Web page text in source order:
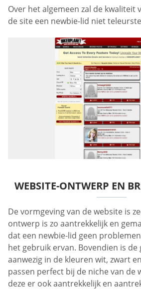
Over het algemeen zal de kwaliteit
de site een newbie-lid niet
WEBSITE-ONTWERP EN
De vormgeving van de website is
ontwerp is zo aantrekkelijk en
dat een newbie-lid geen
het gebruik ervan. Bovendien is
aanwezig in de kleuren wit, zwart
passen perfect bij de niche van de
deze er ook aantrekkelijk en